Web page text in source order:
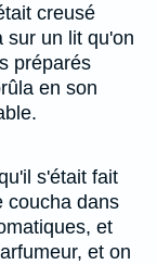
creusé
sur un lit qu'on
préparés
en son
s'était fait
coucha dans
et
et on